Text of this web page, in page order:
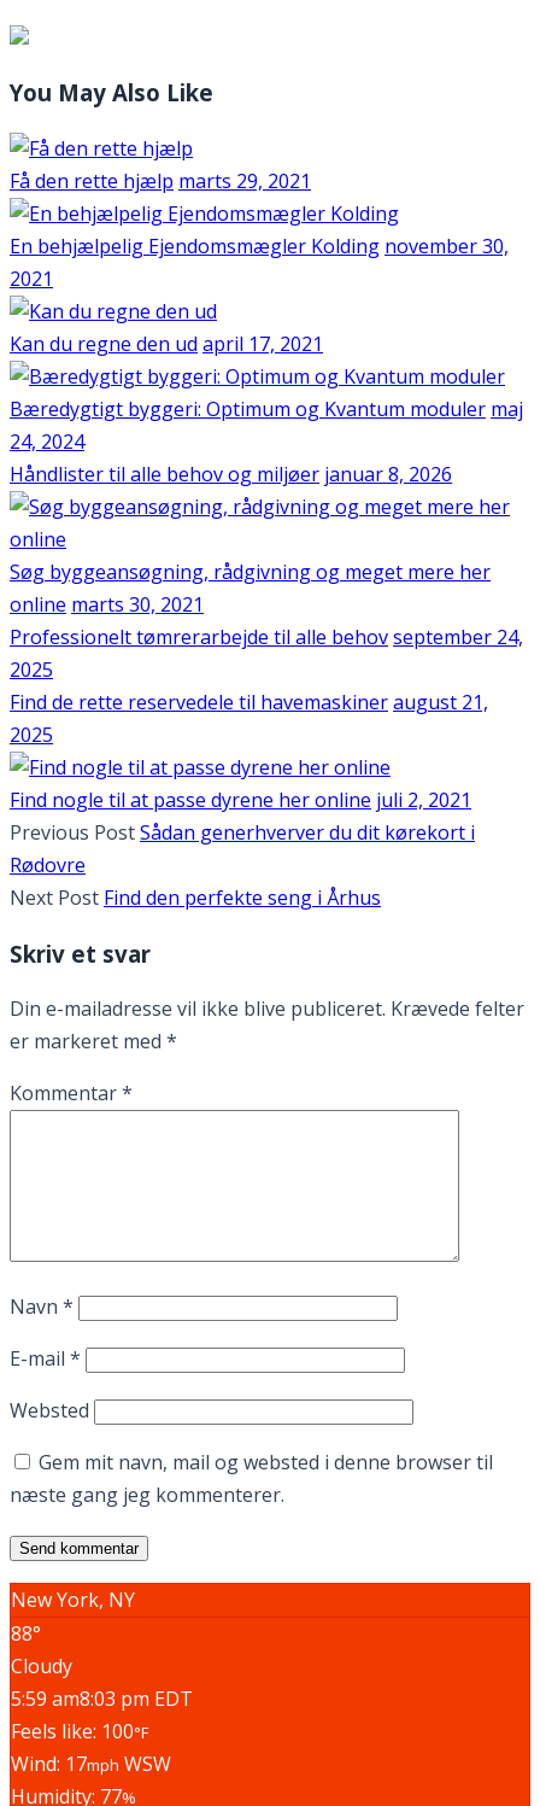
You May Also Like
Få den rette hjælp marts 29, 2021
En behjælpelig Ejendomsmægler Kolding november 30,
2021
Kan du regne den ud april 17, 2021
Bæredygtigt byggeri: Optimum og Kvantum moduler maj
24, 2024
Håndlister til alle behov og miljøer januar 8, 2026
Søg byggeansøgning, rådgivning og meget mere her
online marts 30, 2021
Professionelt tømrerarbejde til alle behovseptember 24,
2025
Find de rette reservedele til havemaskineraugust 21,
2025
Find nogle til at passe dyrene her online juli 2, 2021
Previous PostSådan generhverver du dit kørekort i
Rødovre
Next Post Find den perfekte seng i Århus
Skriv et svar
Din e-mailadresse vil ikke blive publiceret. Krævede felter
er markeret med *
Kommentar*
Navn *
E-mail *
Websted
Gem mit navn, mail og websted i denne browser til
næste gang jeg kommenterer.
New York, NY
88°
Cloudy
5:59 am8:03 pm EDT
Feels like: 100°F
Wind: 17mph WSW
Humidity: 77%